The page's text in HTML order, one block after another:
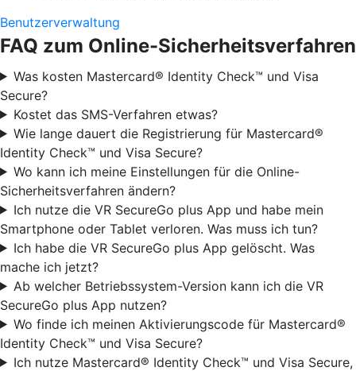
Benutzerverwaltung
FAQ zum Online-Sicherheitsverfahren
Was kosten Mastercard® Identity Check™ und Visa
Secure?
Kostet das SMS-Verfahren etwas?
Wie lange dauert die Registrierung für Mastercard®
Identity Check™ und Visa Secure?
Wo kann ich meine Einstellungen für die Online-
Sicherheitsverfahren ändern?
Ich nutze die VR SecureGo plus App und habe mein
Smartphone oder Tablet verloren. Was muss ich tun?
Ich habe die VR SecureGo plus App gelöscht. Was
mache ich jetzt?
Ab welcher Betriebssystem-Version kann ich die VR
SecureGo plus App nutzen?
Wo finde ich meinen Aktivierungscode für Mastercard®
Identity Check™ und Visa Secure?
Ich nutze Mastercard® Identity Check™ und Visa Secure,